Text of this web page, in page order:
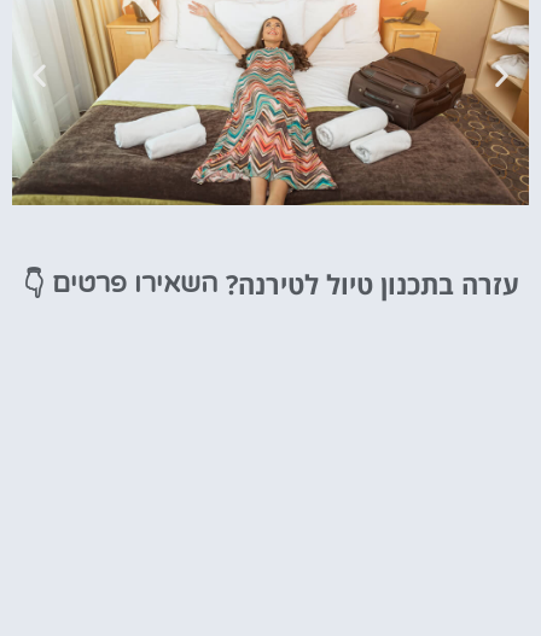
מציאת מלון
עזרה בתכנון טיול לטירנה? השאירו פרטים 👇